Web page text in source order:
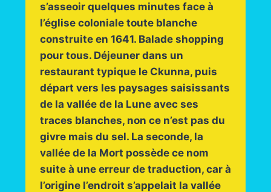
s’asseoir quelques minutes face à
l’église coloniale toute blanche
construite en 1641. Balade shopping
pour tous. Déjeuner dans un
restaurant typique le Ckunna, puis
départ vers les paysages saisissants
de la vallée de la Lune avec ses
traces blanches, non ce n’est pas du
givre mais du sel. La seconde, la
vallée de la Mort possède ce nom
suite à une erreur de traduction, car à
l’origine l’endroit s’appelait la vallée